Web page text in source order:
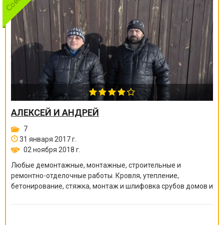
АЛЕКСЕЙ И АНДРЕЙ
7
31 января 2017 г.
02 ноября 2018 г.
Любые демонтажные, монтажные, строительные и
ремонтно-отделочные работы. Кровля, утепление,
бетонирование, стяжка, монтаж и шлифовка срубов домов и
другое.